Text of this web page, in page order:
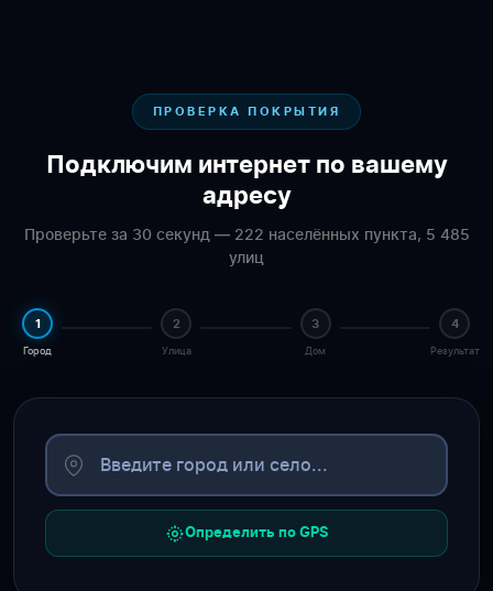
ПРОВЕРКА ПОКРЫТИЯ
Подключим интернет по вашему
адресу
Проверьте за 30 секунд — 222 населённых пункта, 5 485
улиц
1
Город
2
Улица
3
Дом
4
Результат
Определить по GPS